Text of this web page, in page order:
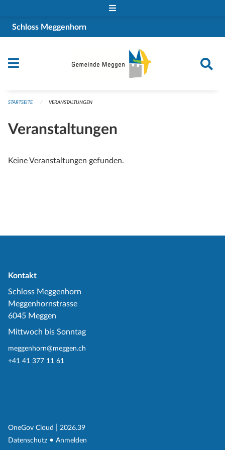
Schloss Meggenhorn
STARTSEITE VERANSTALTUNGEN
Veranstaltungen
Keine Veranstaltungen gefunden.
Kontakt
Schloss Meggenhorn
Meggenhornstrasse
6045 Meggen
Mittwoch bis Sonntag
meggenhorn@meggen.ch
+41 41 377 11 61
OneGov Cloud (External Link)
2026.39
Datenschutz (External Link)
Anmelden